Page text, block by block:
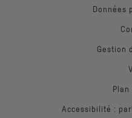
Données
Gestion
Accessibilité :